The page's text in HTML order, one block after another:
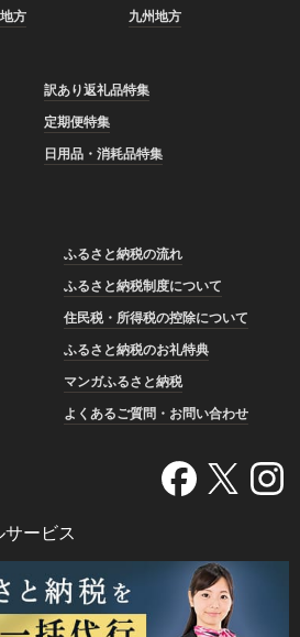
方 九州地方
訳あり返礼品特集
定期便特集
日用品・消耗品特集
ふるさと納税の流れ
ふるさと納税制度について
住民税・所得税の控除について
ふるさと納税のお礼特典
マンガふるさと納税
よくあるご質問・お問い合わせ
ービス